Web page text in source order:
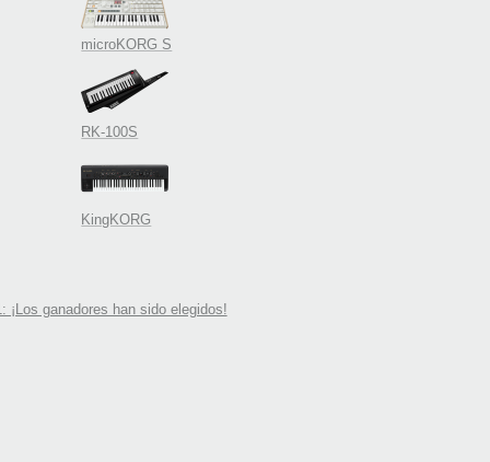
microKORG S
RK-100S
KingKORG
¡Los ganadores han sido elegidos!